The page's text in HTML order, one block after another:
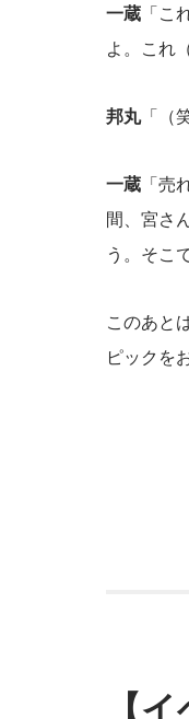
一蔵 「
よ。これ
邦丸「（
一蔵 「
間、宮さ
う。そこ
このあと
ピックを
【